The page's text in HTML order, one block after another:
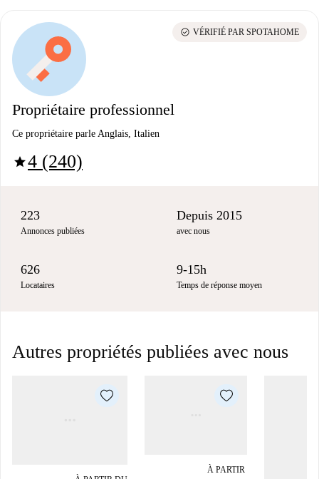
Propriétaire professionnel
Ce propriétaire parle Anglais, Italien
star4 (240)
check_circle VÉRIFIÉ PAR SPOTAHOME
223
Annonces publiées
Depuis 2015
avec nous
626
Locataires
9-15h
Temps de réponse moyen
Autres propriétés publiées avec nous
À PARTIR